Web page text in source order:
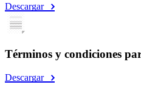
Descargar
Términos y condiciones
Descargar